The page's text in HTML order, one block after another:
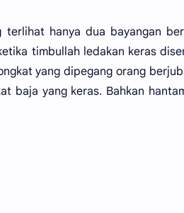
hanya dua bayangan
timbullah ledakan keras
yang dipegang orang
baja yang keras. Bahkan